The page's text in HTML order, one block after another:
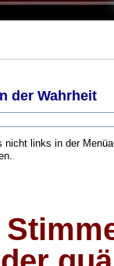
der Wahrheit
links in der